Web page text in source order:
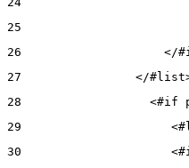
25
26
</
27
</
28
<#if
29
30